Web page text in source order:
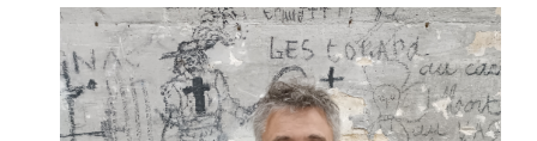
Image
principale